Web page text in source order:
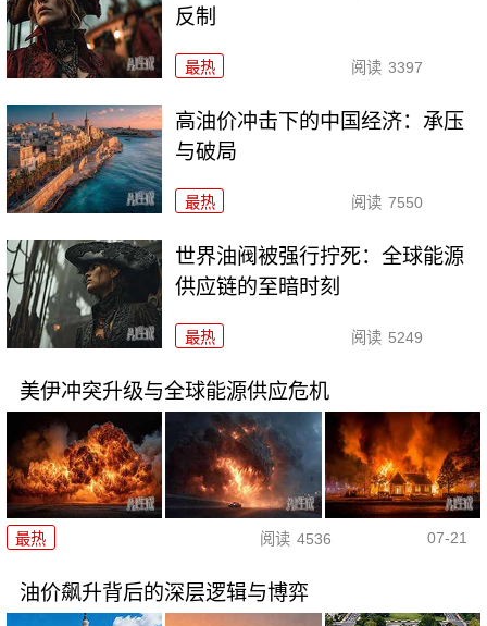
反制
最热 阅读 3397
高油价冲击下的中国经济：承压
与破局
最热 阅读 7550
世界油阀被强行拧死：全球能源
供应链的至暗时刻
最热 阅读 5249
美伊冲突升级与全球能源供应危机
最热 阅读 4536 07-21
油价飙升背后的深层逻辑与博弈